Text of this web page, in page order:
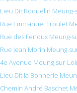
Dit Roquelin Meung-
Emmanuel Troulet
des Fenoux Meung-
Jean Morin Meung-
Avenue Meung-sur-
Dit la Bonnerie
André Baschet